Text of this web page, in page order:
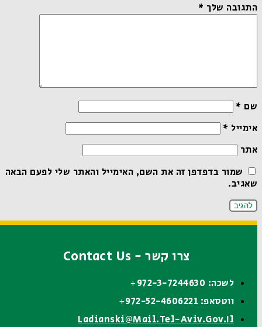
התגובה שלך*
שם*
אימייל*
אתר
שמור בדפדפן זה את השם, האימייל והאתר שלי לפעם הבאה
שאגיב.
צרו קשר - Contact Us
לשכה: 972-3-7244630+
ווטסאפ: 972-52-4606221+
Ladianski@mail.tel-Aviv.gov.il